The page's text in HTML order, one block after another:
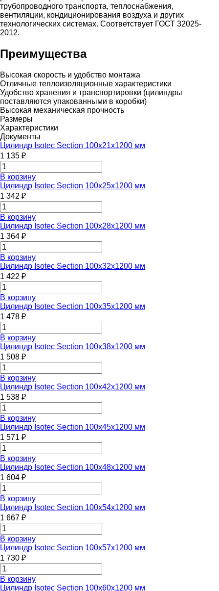
трубопроводного транспорта, теплоснабжения,
вентиляции, кондиционирования воздуха и других
технологических системах. Соответствует ГОСТ 32025-
2012.
Преимущества
Высокая скорость и удобство монтажа
Отличные теплоизоляционные характеристики
Удобство хранения и транспортировки (цилиндры
поставляются упакованными в коробки)
Высокая механическая прочность
Размеры
Характеристики
Документы
Цилиндр Isotec Section 100x21x1200 мм
1 135 ₽
В корзину
Цилиндр Isotec Section 100x25x1200 мм
1 342 ₽
В корзину
Цилиндр Isotec Section 100x28x1200 мм
1 364 ₽
В корзину
Цилиндр Isotec Section 100x32x1200 мм
1 422 ₽
В корзину
Цилиндр Isotec Section 100x35x1200 мм
1 478 ₽
В корзину
Цилиндр Isotec Section 100x38x1200 мм
1 508 ₽
В корзину
Цилиндр Isotec Section 100x42x1200 мм
1 538 ₽
В корзину
Цилиндр Isotec Section 100x45x1200 мм
1 571 ₽
В корзину
Цилиндр Isotec Section 100x48x1200 мм
1 604 ₽
В корзину
Цилиндр Isotec Section 100x54x1200 мм
1 667 ₽
В корзину
Цилиндр Isotec Section 100x57x1200 мм
1 730 ₽
В корзину
Цилиндр Isotec Section 100x60x1200 мм